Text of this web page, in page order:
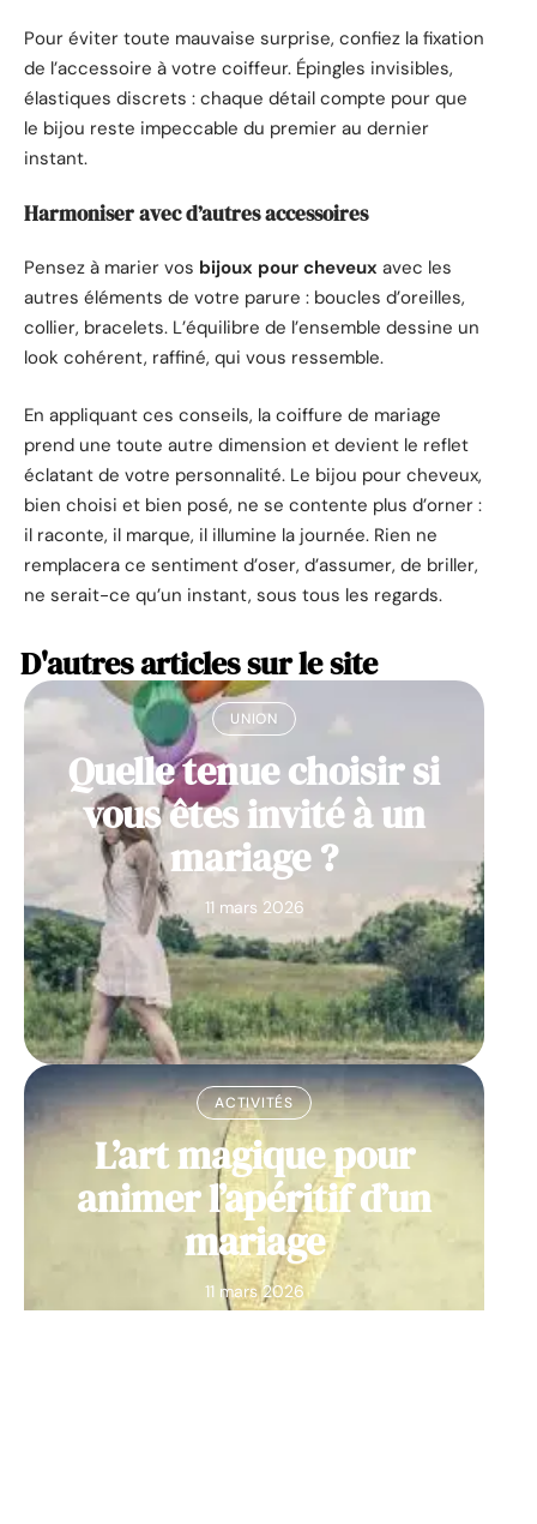
Pour éviter toute mauvaise surprise, confiez la fixation
de l’accessoire à votre coiffeur. Épingles invisibles,
élastiques discrets : chaque détail compte pour que
le bijou reste impeccable du premier au dernier
instant.
Harmoniser avec d’autres accessoires
Pensez à marier vos bijoux pour cheveux avec les
autres éléments de votre parure : boucles d’oreilles,
collier, bracelets. L’équilibre de l’ensemble dessine un
look cohérent, raffiné, qui vous ressemble.
En appliquant ces conseils, la coiffure de mariage
prend une toute autre dimension et devient le reflet
éclatant de votre personnalité. Le bijou pour cheveux,
bien choisi et bien posé, ne se contente plus d’orner :
il raconte, il marque, il illumine la journée. Rien ne
remplacera ce sentiment d’oser, d’assumer, de briller,
ne serait-ce qu’un instant, sous tous les regards.
D'autres articles sur le site
UNION
Quelle tenue choisir si
vous êtes invité à un
mariage ?
11 mars 2026
ACTIVITÉS
L’art magique pour
animer l’apéritif d’un
mariage
11 mars 2026